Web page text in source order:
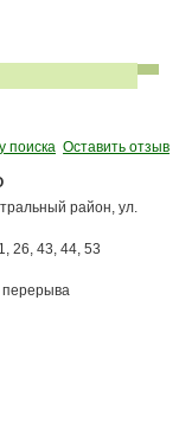
поиска Оставить отзыв
район, ул.
26, 43, 44, 53
перерыва